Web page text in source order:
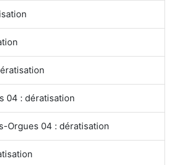
04 : dératisation
Orgues 04 : dératisation